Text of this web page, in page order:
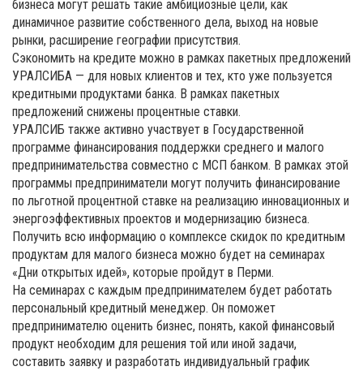
бизнеса могут решать такие амбициозные цели, как
динамичное развитие собственного дела, выход на новые
рынки, расширение географии присутствия.
Сэкономить на кредите можно в рамках пакетных предложений
УРАЛСИБА — для новых клиентов и тех, кто уже пользуется
кредитными продуктами банка. В рамках пакетных
предложений снижены процентные ставки.
УРАЛСИБ также активно участвует в Государственной
программе финансирования поддержки среднего и малого
предпринимательства совместно с МСП банком. В рамках этой
программы предприниматели могут получить финансирование
по льготной процентной ставке на реализацию инновационных и
энергоэффективных проектов и модернизацию бизнеса.
Получить всю информацию о комплексе скидок по кредитным
продуктам для малого бизнеса можно будет на семинарах
«Дни открытых идей», которые пройдут в Перми.
На семинарах с каждым предпринимателем будет работать
персональный кредитный менеджер. Он поможет
предпринимателю оценить бизнес, понять, какой финансовый
продукт необходим для решения той или иной задачи,
составить заявку и разработать индивидуальный график